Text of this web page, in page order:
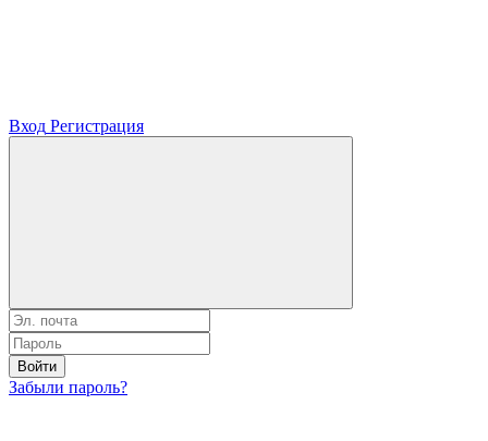
Вход Регистрация
Войти
Забыли пароль?